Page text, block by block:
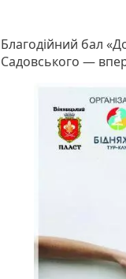
Благодійний бал
Садовського —